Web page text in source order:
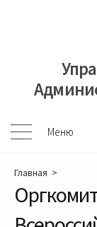
Меню
Меню
Главная >